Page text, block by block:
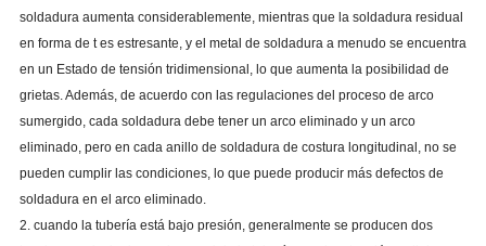
soldadura aumenta considerablemente, mientras que la soldadura residual
en forma de t es estresante, y el metal de soldadura a menudo se encuentra
en un Estado de tensión tridimensional, lo que aumenta la posibilidad de
grietas. Además, de acuerdo con las regulaciones del proceso de arco
sumergido, cada soldadura debe tener un arco eliminado y un arco
eliminado, pero en cada anillo de soldadura de costura longitudinal, no se
pueden cumplir las condiciones, lo que puede producir más defectos de
soldadura en el arco eliminado.
2. cuando la tubería está bajo presión, generalmente se producen dos